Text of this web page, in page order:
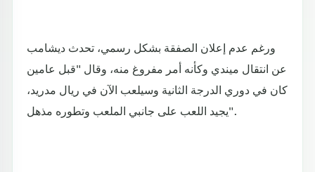
ورغم عدم إعلان الصفقة بشكل رسمي، تحدث ديشامب
عن انتقال ميندي وكأنه أمر مفروغ منه، وقال "قبل عامين
كان في دوري الدرجة الثانية وسيلعب الآن في ريال مدريد،
يجيد اللعب على جانبي الملعب وتطوره مذهل".